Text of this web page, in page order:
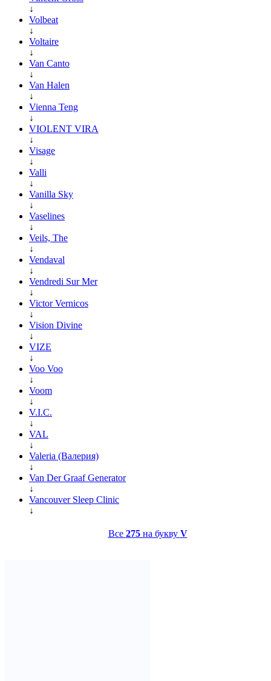
↓
Volbeat
↓
Voltaire
↓
Van Canto
↓
Van Halen
↓
Vienna Teng
↓
VIOLENT VIRA
↓
Visage
↓
Valli
↓
Vanilla Sky
↓
Vaselines
↓
Veils, The
↓
Vendaval
↓
Vendredi Sur Mer
↓
Victor Vernicos
↓
Vision Divine
↓
VIZE
↓
Voo Voo
↓
Voom
↓
V.I.C.
↓
VAL
↓
Valeria (Валерия)
↓
Van Der Graaf Generator
↓
Vancouver Sleep Clinic
↓
Все 275на букву V